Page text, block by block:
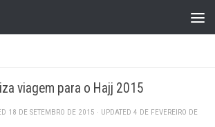
viagem para o Hajj 2015
18 DE SETEMBRO DE 2015 · UPDATED 4 DE FEVEREIRO DE